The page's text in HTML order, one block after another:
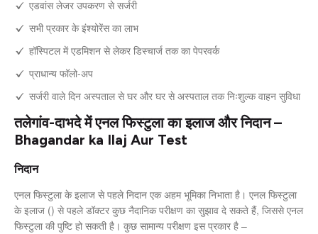
एडवांस लेजर उपकरण से सर्जरी
सभी प्रकार के इंश्योरेंस का लाभ
हॉस्पिटल में एडमिशन से लेकर डिस्चार्ज तक का पेपरवर्क
प्राधान्य फॉलो-अप
सर्जरी वाले दिन अस्पताल से घर और घर से अस्पताल तक निःशुल्क वाहन सुविधा
तलेगांव-दाभदे में एनल फिस्टुला का इलाज और निदान –
Bhagandar ka Ilaj Aur Test
निदान
एनल फिस्टुला के इलाज से पहले निदान एक अहम भूमिका निभाता है। एनल फिस्टुला
के इलाज () से पहले डॉक्टर कुछ नैदानिक परीक्षण का सुझाव दे सकते हैं, जिससे एनल
फिस्टुला की पुष्टि हो सकती है। कुछ सामान्य परीक्षण इस प्रकार है –